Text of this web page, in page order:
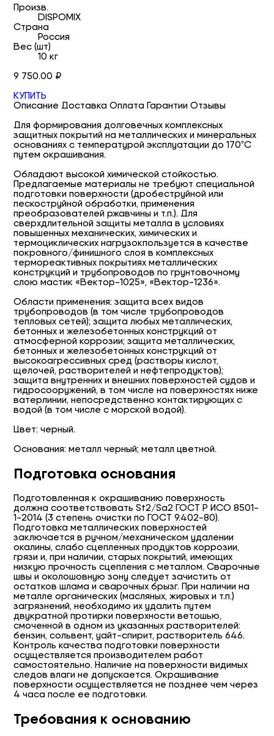
Произв.
DISPOMIX
Страна
Россия
Вес (шт)
10 кг
9 750.00 ₽
КУПИТЬ
Описание Доставка Оплата Гарантии Отзывы
Для формирования долговечных комплексных
защитных покрытий на металлических и минеральных
основаниях с температурой эксплуатации до 170ºС
путем окрашивания.
Обладают высокой химической стойкостью.
Предлагаемые материалы не требуют специальной
подготовки поверхности (дробеструйной или
пескоструйной обработки, применения
преобразователей ржавчины и т.п.). Для
сверхдлительной защиты металла в условиях
повышенных механических, химических и
термоциклических нагрузокпользуется в качестве
покровного/финишного слоя в комплексных
термореактивных покрытиях металлических
конструкций и трубопроводов по грунтовочному
слою мастик «Вектор-1025», «Вектор-1236».
Области применения: защита всех видов
трубопроводов (в том числе трубопроводов
тепловых сетей); защита любых металлических,
бетонных и железобетонных конструкций от
атмосферной коррозии; защита металлических,
бетонных и железобетонных конструкций от
высокоагрессивных сред (растворы кислот,
щелочей, растворителей и нефтепродуктов);
защита внутренних и внешних поверхностей судов и
гидросооружений, в том числе на поверхностях ниже
ватерлинии, непосредственно контактирующих с
водой (в том числе с морской водой).
Цвет: черный.
Основания: металл черный; металл цветной.
Подготовка основания
Подготовленная к окрашиванию поверхность
должна соответствовать St2/Sa2 ГОСТ Р ИСО 8501-
1-2014 (3 степень очистки по ГОСТ 9.402-80).
Подготовка металлических поверхностей
заключается в ручном/механическом удалении
окалины, слабо сцепленных продуктов коррозии,
грязи и, при наличии, старых покрытий, имеющих
низкую прочность сцепления с металлом. Сварочные
швы и околошовную зону следует зачистить от
остатков шлама и сварочных брызг. При наличии на
металле органических (масляных, жировых и т.п.)
загрязнений, необходимо их удалить путем
двукратной протирки поверхности ветошью,
смоченной в одном из указанных растворителей:
бензин, сольвент, уайт-спирит, растворитель 646.
Контроль качества подготовки поверхности
осуществляется производителем работ
самостоятельно. Наличие на поверхности видимых
следов влаги не допускается. Окрашивание
поверхности осуществляется не позднее чем через
4 часа после ее подготовки.
Требования к основанию